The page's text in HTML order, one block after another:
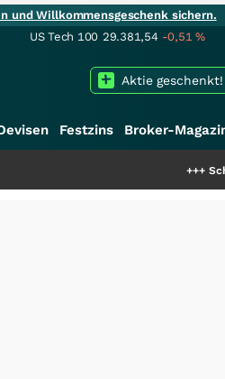
und Willkommensgeschenk sichern.
US Tech 100 29.381,54 -0,51%
Aktie geschenkt!
Festzins Broker-
Schwere